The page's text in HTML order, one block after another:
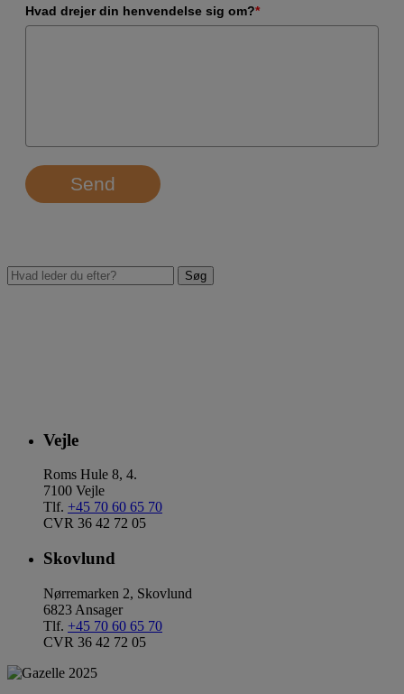
Hvad drejer din henvendelse sig om?*
Send
Vejle
Roms Hule 8, 4.
7100 Vejle
Tlf. +45 70 60 65 70
CVR 36 42 72 05
Skovlund
Nørremarken 2, Skovlund
6823 Ansager
Tlf. +45 70 60 65 70
CVR 36 42 72 05